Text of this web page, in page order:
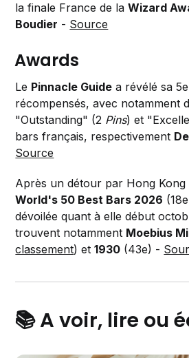
la finale France de laWizard
Boudier - Source
Awards
Le Pinnacle Guide a révélé sa
récompensés, avec notamment
"Outstanding" (2 Pins) et
bars français, respectivement
Source
Après un détour par Hong Kong
World's 50 Best Bars 2026
dévoilée quant à elle début
trouvent notamment Moebius
classement) et1930 (43e) -
📚 A voir, lire ou